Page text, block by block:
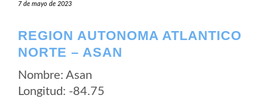
7 de mayo de 2023
REGION AUTONOMA ATLANTICO
NORTE – ASAN
Nombre: Asan
Longitud: -84.75